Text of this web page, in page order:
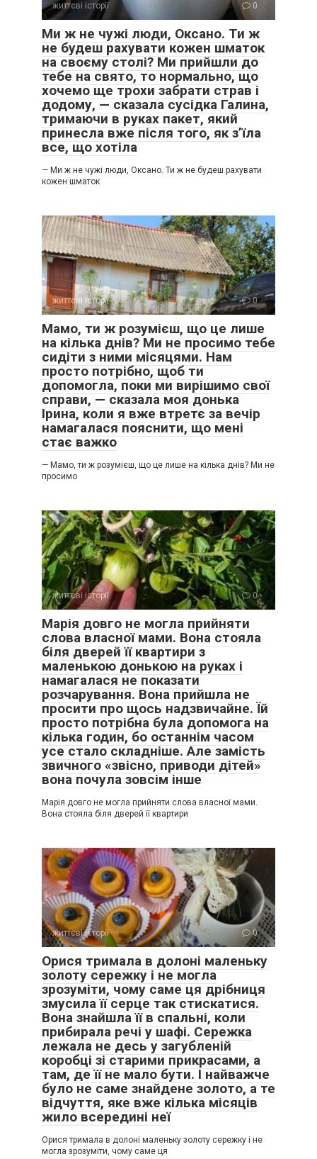
життєві історії 0
Ми ж не чужі люди, Оксано. Ти ж
не будеш рахувати кожен шматок
на своєму столі? Ми прийшли до
тебе на свято, то нормально, що
хочемо ще трохи забрати страв і
додому, — сказала сусідка Галина,
тримаючи в руках пакет, який
принесла вже після того, як з’їла
все, що хотіла
— Ми ж не чужі люди, Оксано. Ти ж не будеш рахувати
кожен шматок
життєві історії 0
Мамо, ти ж розумієш, що це лише
на кілька днів? Ми не просимо тебе
сидіти з ними місяцями. Нам
просто потрібно, щоб ти
допомогла, поки ми вирішимо свої
справи, — сказала моя донька
Ірина, коли я вже втретє за вечір
намагалася пояснити, що мені
стає важко
— Мамо, ти ж розумієш, що це лише на кілька днів? Ми не
просимо
життєві історії 0
Марія довго не могла прийняти
слова власної мами. Вона стояла
біля дверей її квартири з
маленькою донькою на руках і
намагалася не показати
розчарування. Вона прийшла не
просити про щось надзвичайне. Їй
просто потрібна була допомога на
кілька годин, бо останнім часом
усе стало складніше. Але замість
звичного «звісно, приводи дітей»
вона почула зовсім інше
Марія довго не могла прийняти слова власної мами.
Вона стояла біля дверей її квартири
життєві історії 0
Орися тримала в долоні маленьку
золоту сережку і не могла
зрозуміти, чому саме ця дрібниця
змусила її серце так стискатися.
Вона знайшла її в спальні, коли
прибирала речі у шафі. Сережка
лежала не десь у загубленій
коробці зі старими прикрасами, а
там, де її не мало бути. І найважче
було не саме знайдене золото, а те
відчуття, яке вже кілька місяців
жило всередині неї
Орися тримала в долоні маленьку золоту сережку і не
могла зрозуміти, чому саме ця